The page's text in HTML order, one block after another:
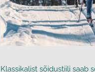
Klassikalist sõidustiili saab